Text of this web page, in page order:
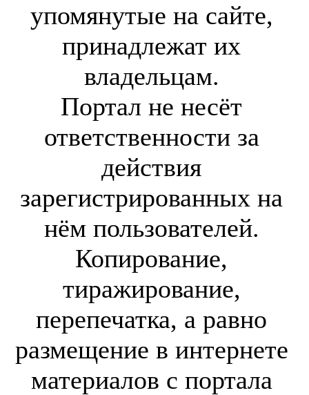
упомянутые на сайте,
принадлежат их
владельцам.
Портал не несёт
ответственности за
действия
зарегистрированных на
нём пользователей.
Копирование,
тиражирование,
перепечатка, а равно
размещение в интернете
материалов с портала